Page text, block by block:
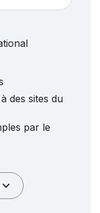
des sites du
par le